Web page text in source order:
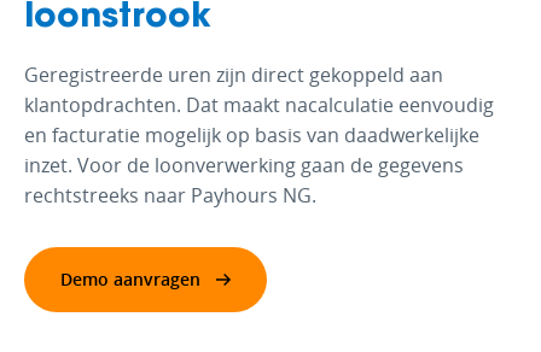
loonstrook
Geregistreerde uren zijn direct gekoppeld aan
klantopdrachten. Dat maakt nacalculatie eenvoudig
en facturatie mogelijk op basis van daadwerkelijke
inzet. Voor de loonverwerking gaan de gegevens
rechtstreeks naar Payhours NG.
Demo aanvragen